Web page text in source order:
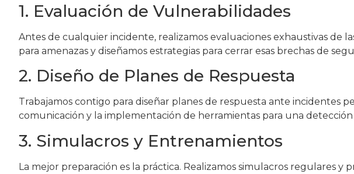
1. Evaluación de Vulnerabilidades
Antes de cualquier incidente, realizamos evaluaciones exhaustivas
para amenazas y diseñamos estrategias para cerrar esas brechas de
2. Diseño de Planes de Respuesta
Trabajamos contigo para diseñar planes de respuesta ante incidentes
comunicación y la implementación de herramientas para una
3. Simulacros y Entrenamientos
La mejor preparación es la práctica. Realizamos simulacros regulares